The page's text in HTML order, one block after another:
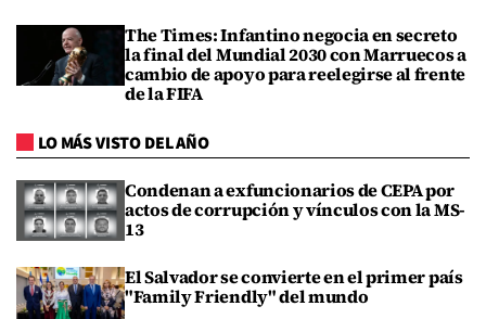
The Times: Infantino negocia en secreto
la final del Mundial 2030 con Marruecos a
cambio de apoyo para reelegirse al frente
de la FIFA
LO MÁS VISTO DEL AÑO
Condenan a exfuncionarios de CEPA por
actos de corrupción y vínculos con la MS-
13
El Salvador se convierte en el primer país
"Family Friendly" del mundo